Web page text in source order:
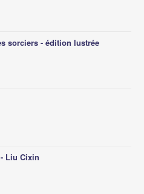
sorciers - édition lustrée
Liu Cixin